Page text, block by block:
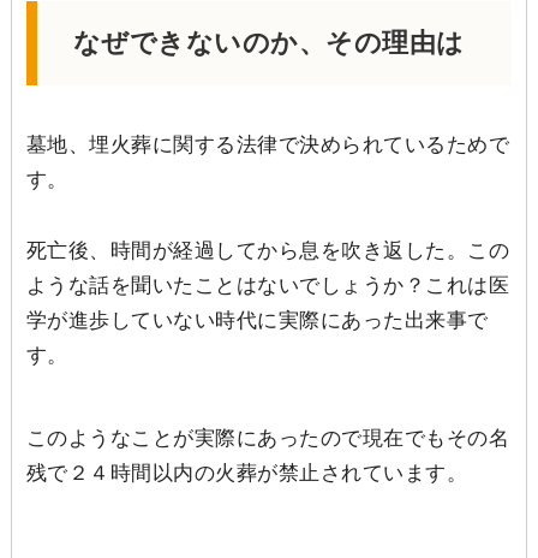
なぜできないのか、その理由は
墓地、埋火葬に関する法律で決められているためで
す。
死亡後、時間が経過してから息を吹き返した。この
ような話を聞いたことはないでしょうか？これは医
学が進歩していない時代に実際にあった出来事で
す。
このようなことが実際にあったので現在でもその名
残で２４時間以内の火葬が禁止されています。